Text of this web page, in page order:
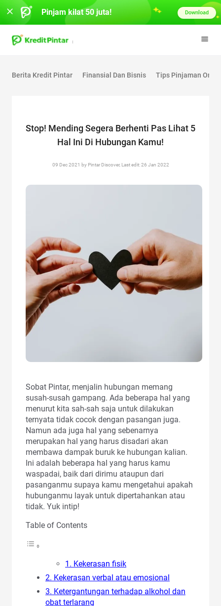
Berita Kredit Pintar Finansial Dan Bisnis Tips Pinjaman
Stop! Mending Segera Berhenti Pas Lihat 5
Hal Ini Di Hubungan Kamu!
09 Dec 2021 by Pintar Discover, Last edit: 26 Jan 2022
Sobat Pintar, menjalin hubungan memang
susah-susah gampang. Ada beberapa hal yang
menurut kita sah-sah saja untuk dilakukan
ternyata tidak cocok dengan pasangan juga.
Namun ada juga hal yang sebenarnya
merupakan hal yang harus disadari akan
membawa dampak buruk ke hubungan kalian.
Ini adalah beberapa hal yang harus kamu
waspadai, baik dari dirimu ataupun dari
pasanganmu supaya kamu mengetahui apakah
hubunganmu layak untuk dipertahankan atau
tidak. Yuk intip!
Table of Contents
1. Kekerasan fisik
2. Kekerasan verbal atau emosional
3. Ketergantungan terhadap alkohol dan
obat terlarang
Pinjam kilat 50 juta! Download